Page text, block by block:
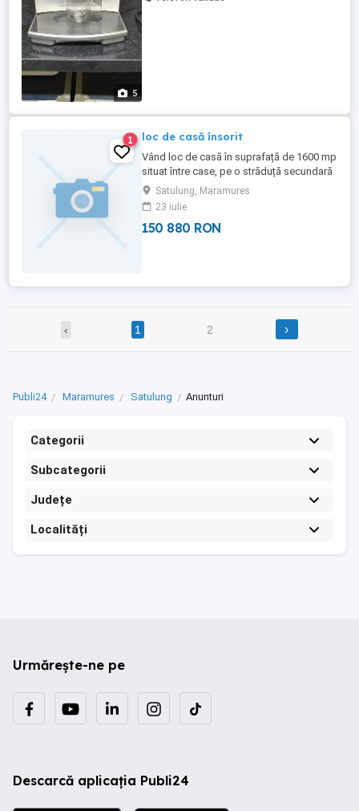
5
1 loc de casă însorit
Vând loc de casă în suprafață de 1600 mp
situat între case, pe o străduță secundară
dar totuși aproape de șoseaua principală.
Terenul este orientat spre sud, este neted,
are formă pătrată (40x40) și toate utilitățile
la îndemână. Deoarece deschiderea la
Satulung, Maramures
23 iulie
150 880 RON
‹ 1 2 ›
Publi24 Maramures Satulung Anunturi
Categorii
Subcategorii
Județe
Localități
Urmărește-ne pe
Descarcă aplicația Publi24